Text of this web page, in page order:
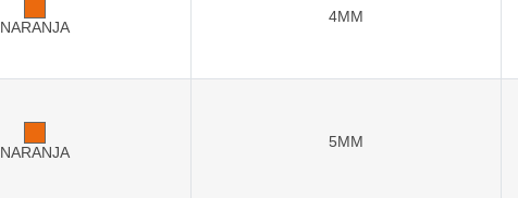
NARANJA
4MM
NARANJA
5MM